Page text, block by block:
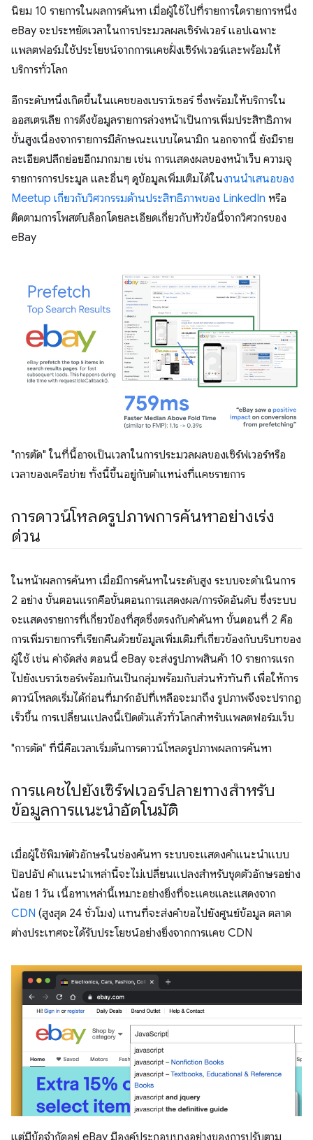
นิยม 10 รายการในผลการค้นหา เมื่อผู้ใช้ไปที่รายการใดรายการหนึ่ง
eBay จะประหยัดเวลาในการประมวลผลเซิร์ฟเวอร์ แอปเฉพาะ
แพลตฟอร์มใช้ประโยชน์จากการแคชฝั่งเซิร์ฟเวอร์และพร้อมให้
บริการทั่วโลก
อีกระดับหนึ่งเกิดขึ้นในแคชของเบราว์เซอร์ ซึ่งพร้อมให้บริการใน
ออสเตรเลีย การดึงข้อมูลรายการล่วงหน้าเป็นการเพิ่มประสิทธิภาพ
ขั้นสูงเนื่องจากรายการมีลักษณะแบบไดนามิก นอกจากนี้ ยังมีราย
ละเอียดปลีกย่อยอีกมากมาย เช่น การแสดงผลของหน้าเว็บ ความจุ
รายการการประมูล และอื่นๆ ดูข้อมูลเพิ่มเติมได้ในงานนำเสนอของ
Meetup เกี่ยวกับวิศวกรรมด้านประสิทธิภาพของ LinkedIn หรือ
ติดตามการโพสต์บล็อกโดยละเอียดเกี่ยวกับหัวข้อนี้จากวิศวกรของ
eBay
"การตัด" ในที่นี้อาจเป็นเวลาในการประมวลผลของเซิร์ฟเวอร์หรือ
เวลาของเครือข่าย ทั้งนี้ขึ้นอยู่กับตำแหน่งที่แคชรายการ
การดาวน์โหลดรูปภาพการค้นหาอย่างเร่ง
ด่วน
ในหน้าผลการค้นหา เมื่อมีการค้นหาในระดับสูง ระบบจะดำเนินการ
2 อย่าง ขั้นตอนแรกคือขั้นตอนการแสดงผล/การจัดอันดับ ซึ่งระบบ
จะแสดงรายการที่เกี่ยวข้องที่สุดซึ่งตรงกับคำค้นหา ขั้นตอนที่ 2 คือ
การเพิ่มรายการที่เรียกคืนด้วยข้อมูลเพิ่มเติมที่เกี่ยวข้องกับบริบทของ
ผู้ใช้ เช่น ค่าจัดส่ง ตอนนี้ eBay จะส่งรูปภาพสินค้า 10 รายการแรก
ไปยังเบราว์เซอร์พร้อมกันเป็นกลุ่มพร้อมกับส่วนหัวทันที เพื่อให้การ
ดาวน์โหลดเริ่มได้ก่อนที่มาร์กอัปที่เหลือจะมาถึง รูปภาพจึงจะปรากฏ
เร็วขึ้น การเปลี่ยนแปลงนี้เปิดตัวแล้วทั่วโลกสำหรับแพลตฟอร์มเว็บ
"การตัด" ที่นี่คือเวลาเริ่มต้นการดาวน์โหลดรูปภาพผลการค้นหา
การแคชไปยังเซิร์ฟเวอร์ปลายทางสําหรับ
ข้อมูลการแนะนำอัตโนมัติ
เมื่อผู้ใช้พิมพ์ตัวอักษรในช่องค้นหา ระบบจะแสดงคำแนะนำแบบ
ป๊อปอัป คำแนะนำเหล่านี้จะไม่เปลี่ยนแปลงสำหรับชุดตัวอักษรอย่าง
น้อย 1 วัน เนื้อหาเหล่านี้เหมาะอย่างยิ่งที่จะแคชและแสดงจาก
CDN (สูงสุด 24 ชั่วโมง) แทนที่จะส่งคำขอไปยังศูนย์ข้อมูล ตลาด
ต่างประเทศจะได้รับประโยชน์อย่างยิ่งจากการแคช CDN